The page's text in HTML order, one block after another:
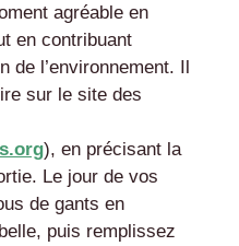
agréable en
en contribuant
de l’environnement. Il
sur le site des
), en précisant la
Le jour de vos
de gants en
puis remplissez